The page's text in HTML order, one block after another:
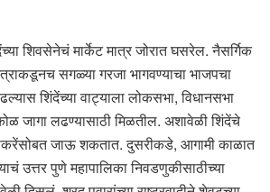
शिवसेनेचं मार्केट मात्र जोरात घसरेल. नैसर्गिक
सगळ्या गरजा भागवण्याचा भाजपचा
शिंदेंच्या वाट्याला लोकसभा, विधानसभा
जागा लढण्यासाठी मिळतील. अशावेळी शिंदेंचे
जाऊ शकतात. दुसरीकडे, आगामी काळात
उत्तर पुणे महापालिका निवडणुकीसाठीच्या